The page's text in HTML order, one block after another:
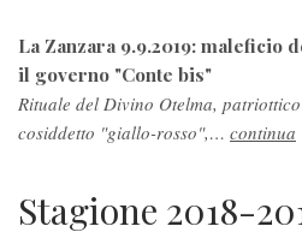
La Zanzara 9.9.2019: maleficio
il governo "Conte bis"
Rituale del Divino Otelma,
cosiddetto "giallo-rosso",… continua
Stagione 2018-